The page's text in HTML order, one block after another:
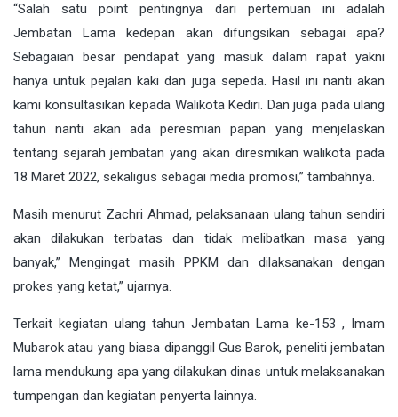
“Salah satu point pentingnya dari pertemuan ini adalah
Jembatan Lama kedepan akan difungsikan sebagai apa?
Sebagaian besar pendapat yang masuk dalam rapat yakni
hanya untuk pejalan kaki dan juga sepeda. Hasil ini nanti akan
kami konsultasikan kepada Walikota Kediri. Dan juga pada ulang
tahun nanti akan ada peresmian papan yang menjelaskan
tentang sejarah jembatan yang akan diresmikan walikota pada
18 Maret 2022, sekaligus sebagai media promosi,” tambahnya.
Masih menurut Zachri Ahmad, pelaksanaan ulang tahun sendiri
akan dilakukan terbatas dan tidak melibatkan masa yang
banyak,” Mengingat masih PPKM dan dilaksanakan dengan
prokes yang ketat,” ujarnya.
Terkait kegiatan ulang tahun Jembatan Lama ke-153 , Imam
Mubarok atau yang biasa dipanggil Gus Barok, peneliti jembatan
lama mendukung apa yang dilakukan dinas untuk melaksanakan
tumpengan dan kegiatan penyerta lainnya.